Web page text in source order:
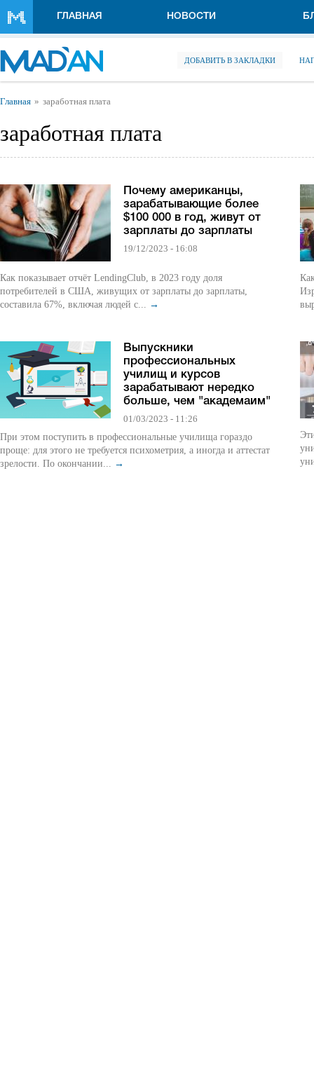
ГЛАВНАЯ НОВОСТИ
ДОБАВИТЬ В ЗАКЛАДКИ
Вы здесь
Главная заработная плата
заработная плата
Почему американцы,
зарабатывающие более
$100 000 в год, живут от
зарплаты до зарплаты
19/12/2023 - 16:08
Как показывает отчёт LendingClub, в 2023 году доля
потребителей в США, живущих от зарплаты до зарплаты,
составила 67%, включая людей с... →
Выпускники
профессиональных
училищ и курсов
зарабатывают нередко
больше, чем "академаим"
01/03/2023 - 11:26
При этом поступить в профессиональные училища гораздо
проще: для этого не требуется психометрия, а иногда и аттестат
зрелости. По окончании...
→